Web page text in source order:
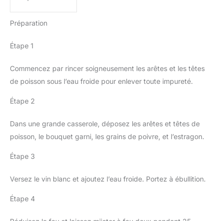
Préparation
Étape 1
Commencez par rincer soigneusement les arêtes et les têtes
de poisson sous l’eau froide pour enlever toute impureté.
Étape 2
Dans une grande casserole, déposez les arêtes et têtes de
poisson, le bouquet garni, les grains de poivre, et l’estragon.
Étape 3
Versez le vin blanc et ajoutez l’eau froide. Portez à ébullition.
Étape 4